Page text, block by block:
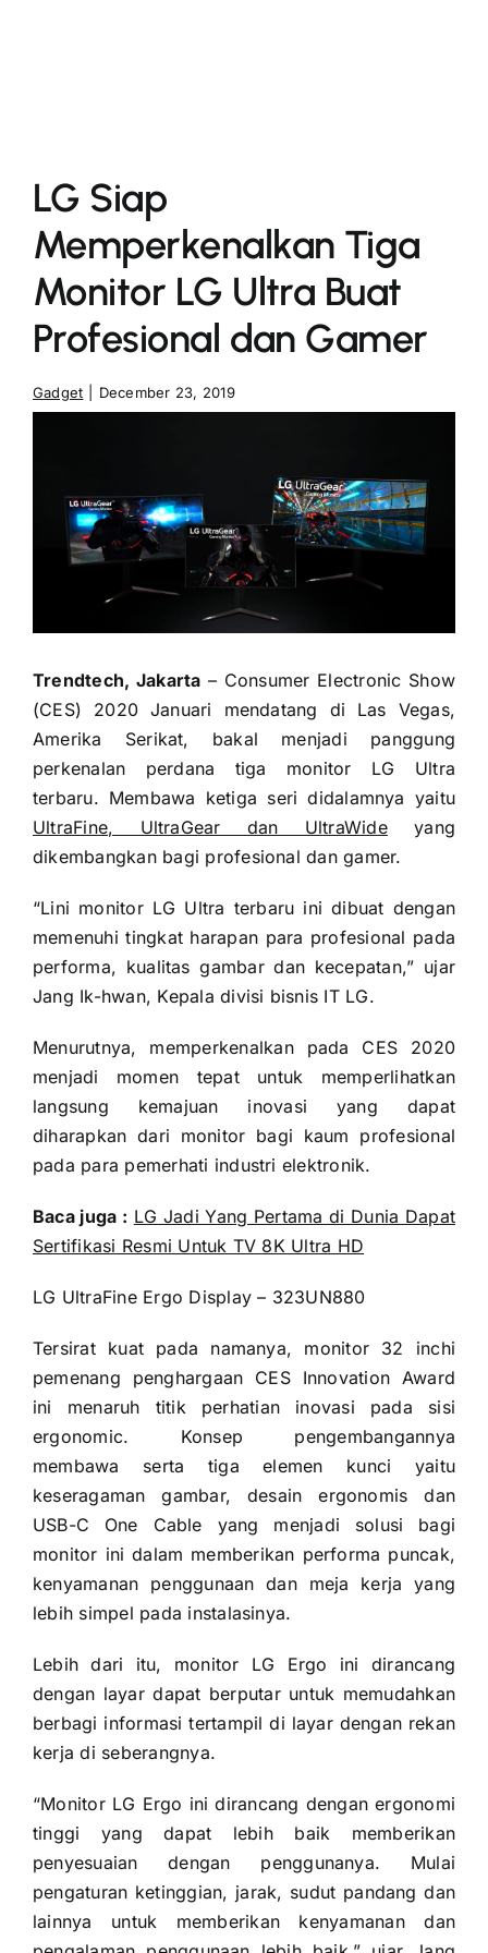
LG Siap
Memperkenalkan Tiga
Monitor LG Ultra Buat
Profesional dan Gamer
Gadget December 23, 2019
Trendtech, Jakarta – Consumer Electronic Show
(CES) 2020 Januari mendatang di Las Vegas,
Amerika Serikat, bakal menjadi panggung
perkenalan perdana tiga monitor LG Ultra
terbaru. Membawa ketiga seri didalamnya yaitu
UltraFine, UltraGear dan UltraWideyang
dikembangkan bagi profesional dan gamer.
“Lini monitor LG Ultra terbaru ini dibuat dengan
memenuhi tingkat harapan para profesional pada
performa, kualitas gambar dan kecepatan,” ujar
Jang Ik-hwan, Kepala divisi bisnis IT LG.
Menurutnya, memperkenalkan pada CES 2020
menjadi momen tepat untuk memperlihatkan
langsung kemajuan inovasi yang dapat
diharapkan dari monitor bagi kaum profesional
pada para pemerhati industri elektronik.
Baca juga : LG Jadi Yang Pertama di Dunia Dapat
Sertifikasi Resmi Untuk TV 8K Ultra HD
LG UltraFine Ergo Display – 323UN880
Tersirat kuat pada namanya, monitor 32 inchi
pemenang penghargaan CES Innovation Award
ini menaruh titik perhatian inovasi pada sisi
ergonomic. Konsep pengembangannya
membawa serta tiga elemen kunci yaitu
keseragaman gambar, desain ergonomis dan
USB-C One Cable yang menjadi solusi bagi
monitor ini dalam memberikan performa puncak,
kenyamanan penggunaan dan meja kerja yang
lebih simpel pada instalasinya.
Lebih dari itu, monitor LG Ergo ini dirancang
dengan layar dapat berputar untuk memudahkan
berbagi informasi tertampil di layar dengan rekan
kerja di seberangnya.
“Monitor LG Ergo ini dirancang dengan ergonomi
tinggi yang dapat lebih baik memberikan
penyesuaian dengan penggunanya. Mulai
pengaturan ketinggian, jarak, sudut pandang dan
lainnya untuk memberikan kenyamanan dan